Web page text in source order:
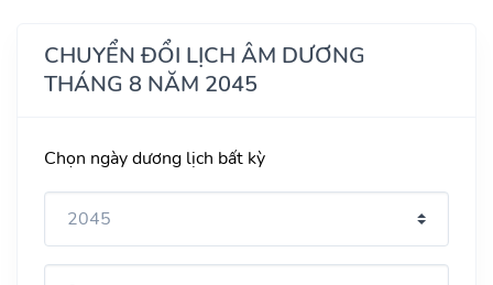
CHUYỂN ĐỔI LỊCH ÂM DƯƠNG
THÁNG 8 NĂM 2045
Chọn ngày dương lịch bất kỳ